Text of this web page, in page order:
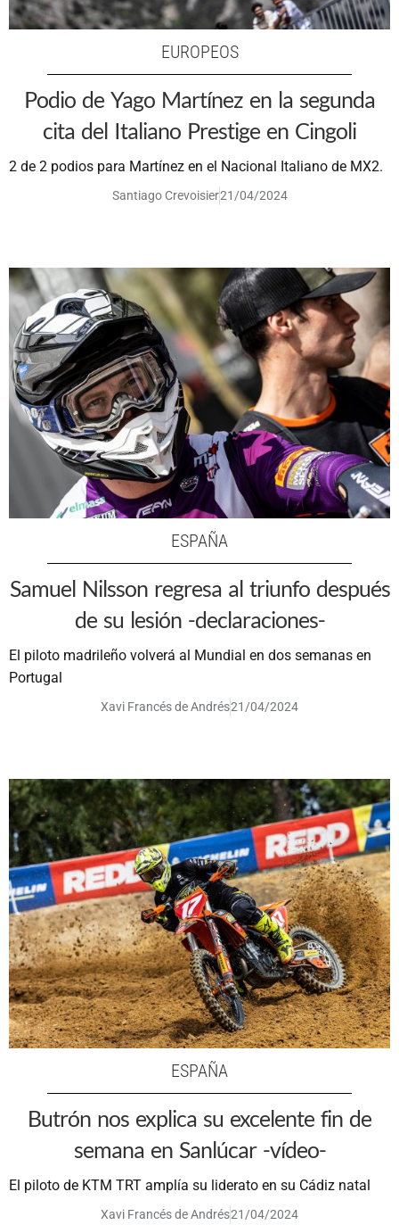
EUROPEOS
Podio de Yago Martínez en la segunda
cita del Italiano Prestige en Cingoli
2 de 2 podios para Martínez en el Nacional Italiano de MX2.
Santiago Crevoisier21/04/2024
ESPAÑA
Samuel Nilsson regresa al triunfo después
de su lesión -declaraciones-
El piloto madrileño volverá al Mundial en dos semanas en
Portugal
Xavi Francés de Andrés21/04/2024
ESPAÑA
Butrón nos explica su excelente fin de
semana en Sanlúcar -vídeo-
El piloto de KTM TRT amplía su liderato en su Cádiz natal
Xavi Francés de Andrés21/04/2024